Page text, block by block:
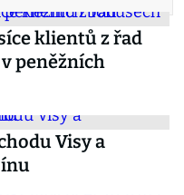
klientů z řad
peněžních
Visy a